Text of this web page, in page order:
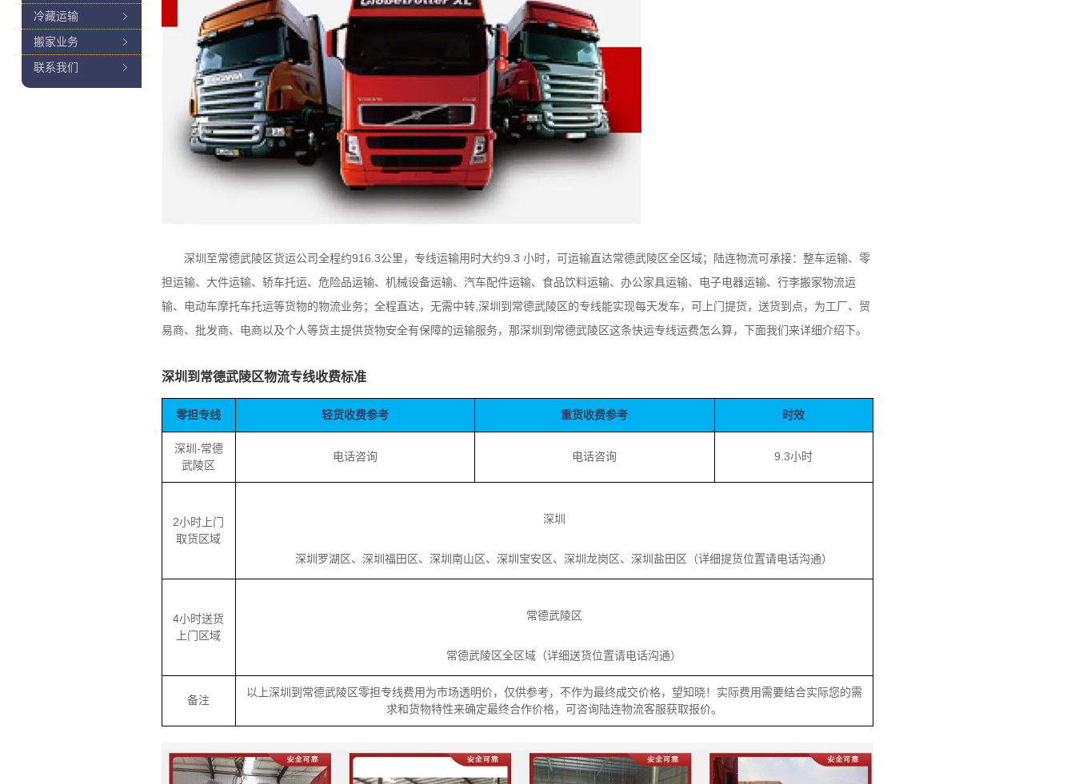
深圳至常德武陵区货运公司全程约916.3公里，专线运输用时大约9.3 小时，可运输直达常德武陵区全区域；陆连物流可承接：整车运输、零
担运输、大件运输、轿车托运、危险品运输、机械设备运输、汽车配件运输、食品饮料运输、办公家具运输、电子电器运输、行李搬家物流运
输、电动车摩托车托运等货物的物流业务；全程直达，无需中转,深圳到常德武陵区的专线能实现每天发车，可上门提货，送货到点，为工厂、贸
易商、批发商、电商以及个人等货主提供货物安全有保障的运输服务，那深圳到常德武陵区这条快运专线运费怎么算，下面我们来详细介绍下。
深圳到常德武陵区物流专线收费标准
零担专线 轻货收费参考 重货收费参考 时效
深圳-常德
武陵区
电话咨询 电话咨询 9.3小时
2小时上门
取货区域
深圳
深圳罗湖区、深圳福田区、深圳南山区、深圳宝安区、深圳龙岗区、深圳盐田区（详细提货位置请电话沟通）
4小时送货
上门区域
常德武陵区
常德武陵区全区域（详细送货位置请电话沟通）
备注
以上深圳到常德武陵区零担专线费用为市场透明价，仅供参考，不作为最终成交价格，望知晓！实际费用需要结合实际您的需
求和货物特性来确定最终合作价格，可咨询陆连物流客服获取报价。
冷藏运输
搬家业务
联系我们